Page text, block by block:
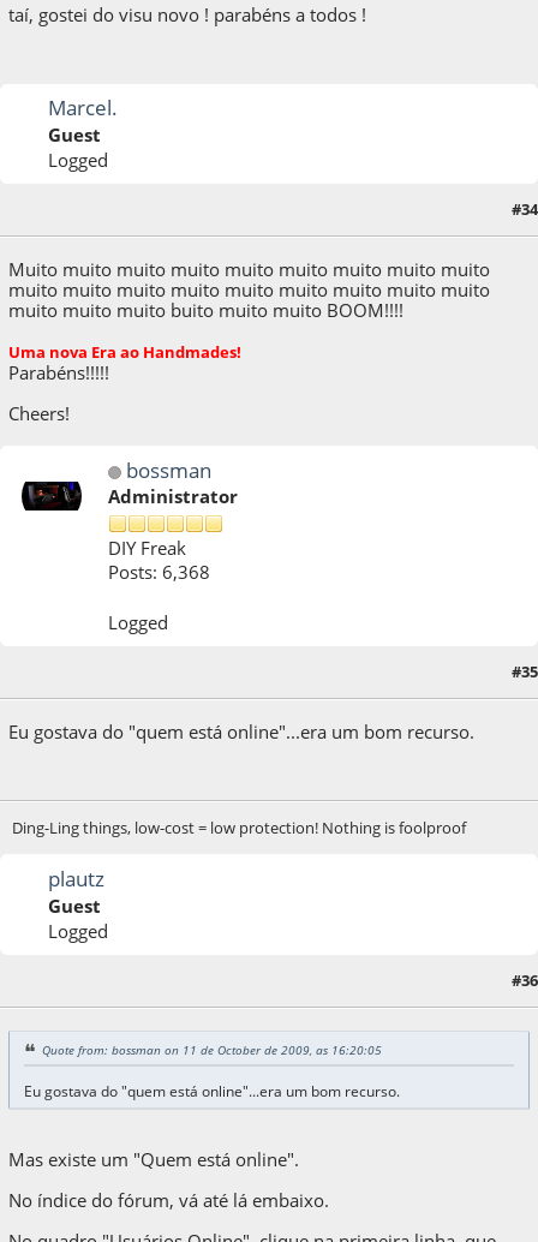
taí, gostei do visu novo ! parabéns a todos !
Marcel.
Guest
Logged
: 10 de October de 2009, as 16:55:36#34
Muito muito muito muito muito muito muito muito muito
muito muito muito muito muito muito muito muito muito
muito muito muito buito muito muito BOOM!!!!
Uma nova Era ao Handmades!
Parabéns!!!!!
Cheers!
bossman
Administrator
DIY Freak
Posts: 6,368
Logged
#35
Eu gostava do "quem está online"...era um bom recurso.
Ding-Ling things, low-cost = low protection! Nothing is foolproof
plautz
Guest
Logged
#36
Quote from: bossman on 11 de October de 2009, as 16:20:05
Eu gostava do "quem está online"...era um bom recurso.
Mas existe um "Quem está online".
No índice do fórum, vá até lá embaixo.